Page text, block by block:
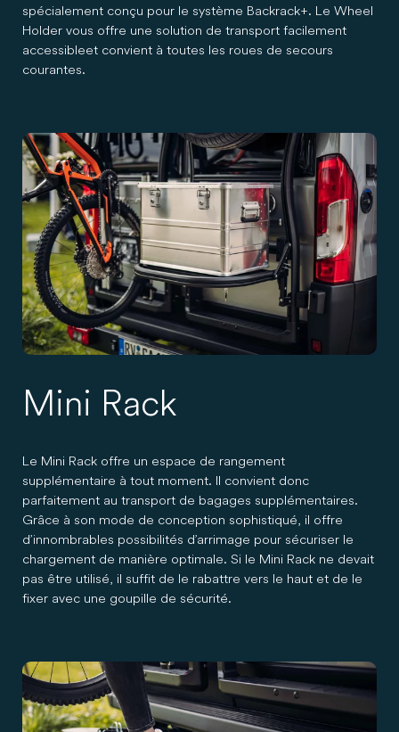
spécialement conçu pour le système Backrack+. Le Wheel
Holder vous offre une solution de transport facilement
accessible et convient à toutes les roues de secours
courantes.
Mini Rack
Le Mini Rack offre un espace de rangement
supplémentaire à tout moment. Il convient donc
parfaitement au transport de bagages supplémentaires.
Grâce à son mode de conception sophistiqué, il offre
d’innombrables possibilités d’arrimage pour sécuriser le
chargement de manière optimale. Si le Mini Rack ne devait
pas être utilisé, il suffit de le rabattre vers le haut et de le
fixer avec une goupille de sécurité.